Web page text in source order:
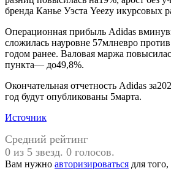
бренда Канье Уэста Yeezy икурсовых
Операционная прибыль Adidas
сложилась науровне 57млневро
годом ранее. Валовая маржа
пункта— до49,8%.
Окончательная отчетность Adidas
год будут опубликованы 5марта.
Источник
Средний рейтинг
0 из 5 звезд. 0 голосов.
Вам нужно авторизироваться для